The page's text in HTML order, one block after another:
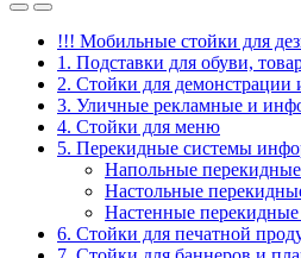
!!! Мобильные стойки для
1. Подставки для обуви,
2. Стойки для демонстрации
3. Уличные рекламные и
4. Стойки для меню
5. Перекидные системы
Напольные
Настольные
Настенные
6. Стойки для печатной